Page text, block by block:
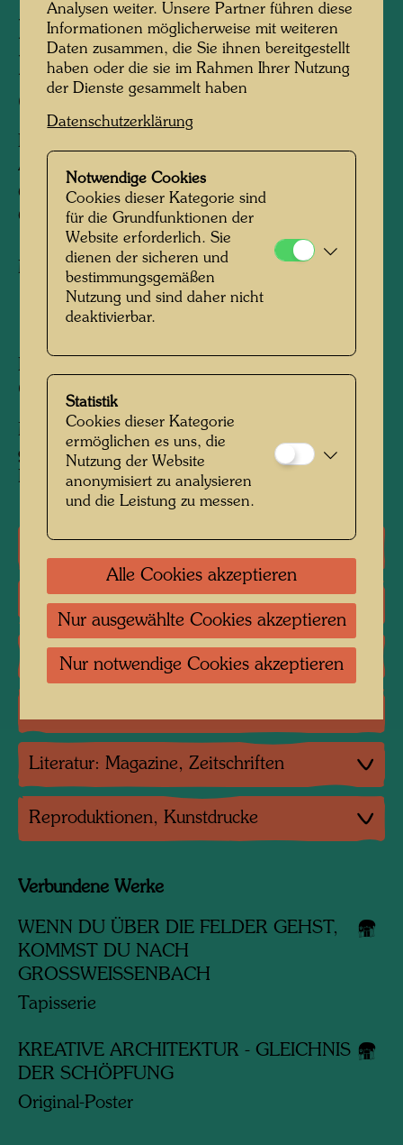
FELDER GEHST, KOMMST
DU NACH
GROSSWEISSENBACH
IF YOU GO ACROSS THE FIELDS YOU
ARRIVE AT GROSSWEISSENBACH
QUAND ON TRAVERS LES CHAMPS,
ON ARRIVE A GROSSWEISSENBACH
Mixed media
Painted at Hahnsäge, New Year's 1968/69
610 mm x 730 mm
Mixed media: Eitempera und Öl auf Papier,
grundiert mit Kreide und Polyvinyl; mit
Polyvinyl auf Jute aufgezogen
Literatur: Monographien
Literatur: Ausstellungskataloge
Literatur: Magazine, Zeitschriften
Reproduktionen, Kunstdrucke
Verbundene Werke
WENN DU ÜBER DIE FELDER GEHST,
KOMMST DU NACH
GROSSWEISSENBACH
Tapisserie
KREATIVE ARCHITEKTUR - GLEICHNIS
DER SCHÖPFUNG
Original-Poster
Analysen weiter. Unsere Partner führen diese
Informationen möglicherweise mit weiteren
Daten zusammen, die Sie ihnen bereitgestellt
haben oder die sie im Rahmen Ihrer Nutzung
der Dienste gesammelt haben
Datenschutzerklärung
Notwendige Cookies
Cookies dieser Kategorie sind
für die Grundfunktionen der
Website erforderlich. Sie
dienen der sicheren und
bestimmungsgemäßen
Nutzung und sind daher nicht
deaktivierbar.
Statistik
Cookies dieser Kategorie
ermöglichen es uns, die
Nutzung der Website
anonymisiert zu analysieren
und die Leistung zu messen.
Alle Cookies akzeptieren
Nur ausgewählte Cookies akzeptieren
Nur notwendige Cookies akzeptieren